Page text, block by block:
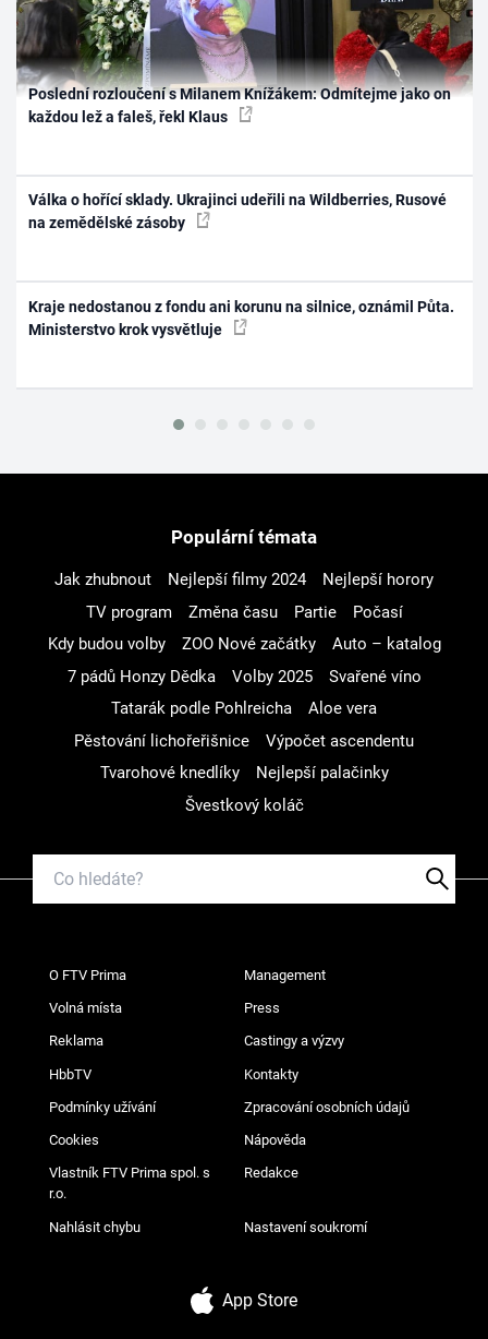
Poslední rozloučení s Milanem Knížákem: Odmítejme jako on
každou lež a faleš, řekl Klaus
Válka o hořící sklady. Ukrajinci udeřili na Wildberries, Rusové
na zemědělské zásoby
Kraje nedostanou z fondu ani korunu na silnice, oznámil Půta.
Ministerstvo krok vysvětluje
Populární témata
Jak zhubnout Nejlepší filmy 2024
Nejlepší horory
TV program
Změna času Partie
Počasí
Kdy budou volby
ZOO Nové začátky
Auto – katalog
7 pádů Honzy Dědka
Volby 2025
Svařené víno
Tatarák podle Pohlreicha
Aloe vera
Pěstování lichořeřišnice
Výpočet ascendentu
Tvarohové knedlíky
Nejlepší palačinky
Švestkový koláč
O FTV Prima Management
Volná místa Press
Reklama Castingy a výzvy
HbbTV Kontakty
Podmínky užívání Zpracování osobních údajů
Cookies Nápověda
Vlastník FTV Prima spol. s
r.o.
Redakce
Nahlásit chybu Nastavení soukromí
App Store